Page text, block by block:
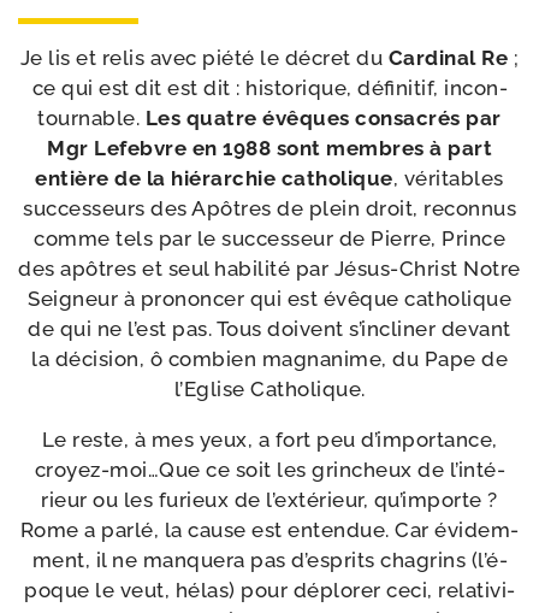
Je lis et relis avec pié­té le décret du Cardinal Re ;
ce qui est dit est dit : his­to­rique, défi­ni­tif, incon­
tour­nable. Les quatre évêques consa­crés par
Mgr Lefebvre en 1988 sont membres à part
entière de la hié­rar­chie catho­lique, véri­tables
suc­ces­seurs des Apôtres de plein droit, recon­nus
comme tels par le suc­ces­seur de Pierre, Prince
des apôtres et seul habi­li­té par Jésus-​Christ Notre
Seigneur à pro­non­cer qui est évêque catho­lique
de qui ne l’est pas. Tous doivent s’in­cli­ner devant
la déci­sion, ô com­bien magna­nime, du Pape de
l’Eglise Catholique.
Le reste, à mes yeux, a fort peu d’im­por­tance,
croyez-moi…Que ce soit les grin­cheux de l’in­té­
rieur ou les furieux de l’ex­té­rieur, qu’im­porte ?
Rome a par­lé, la cause est enten­due. Car évi­dem­
ment, il ne man­que­ra pas d’es­prits cha­grins (l’é­
poque le veut, hélas) pour déplo­rer ceci, rela­ti­vi­